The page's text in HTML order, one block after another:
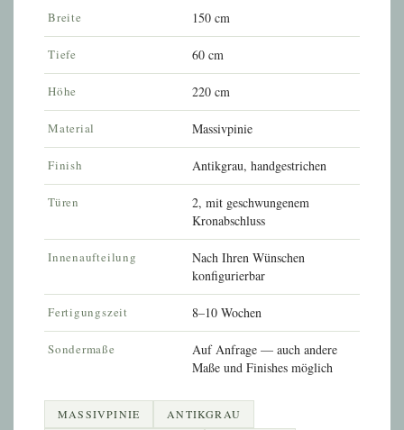
Breite 150 cm
Tiefe 60 cm
Höhe 220 cm
Material Massivpinie
Finish Antikgrau, handgestrichen
Türen
2, mit geschwungenem
Kronabschluss
Innenaufteilung
Nach Ihren Wünschen
konfigurierbar
Fertigungszeit 8–10 Wochen
Sondermaße
Auf Anfrage — auch andere
Maße und Finishes möglich
MASSIVPINIE
ANTIKGRAU